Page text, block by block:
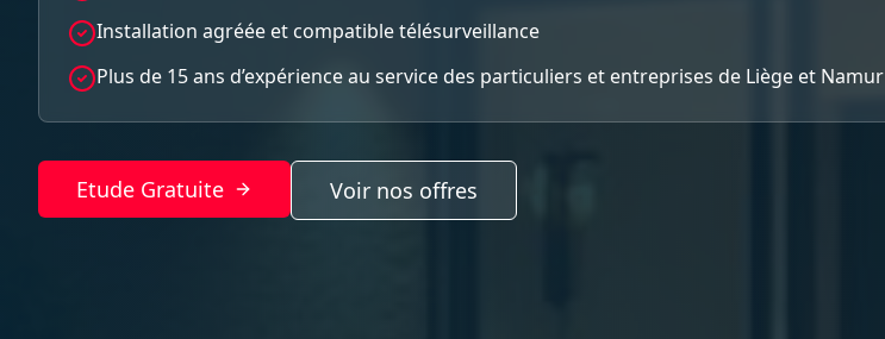
Installation agréée et compatible télésurveillance
Plus de 15 ans d’expérience au service des particuliers et entreprises de Liège et Namur
Etude Gratuite Voir nos offres